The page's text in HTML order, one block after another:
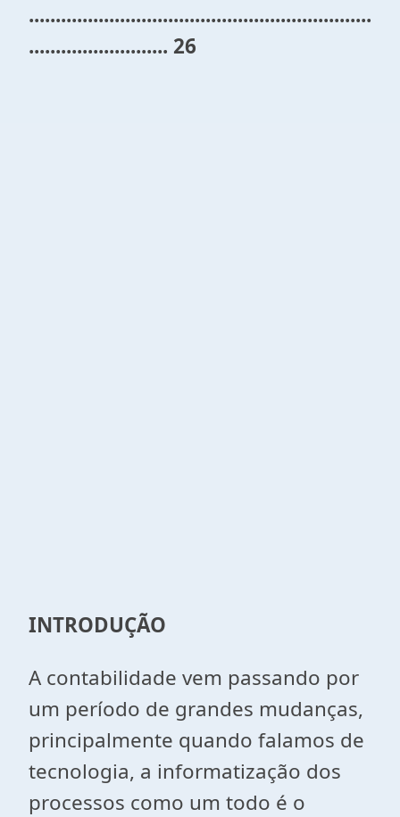
................................................................
.......................... 26
INTRODUÇÃO
A contabilidade vem passando por
um período de grandes mudanças,
principalmente quando falamos de
tecnologia, a informatização dos
processos como um todo é o